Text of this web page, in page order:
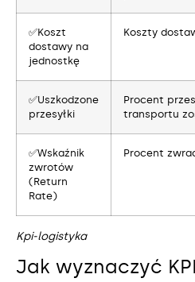
✅Koszt
dostawy na
jednostkę
Koszty
✅Uszkodzone
przesyłki
Procent
transportu
✅Wskaźnik
zwrotów
(Return
Rate)
Procent
Kpi-logistyka
Jak wyznaczyć